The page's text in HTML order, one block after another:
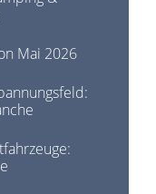
Mai 2026